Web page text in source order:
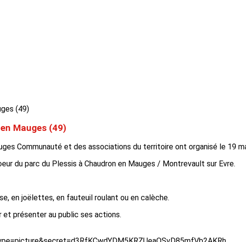
Mauges (49)
Communauté et des associations du territoire ont organisé le 19
du parc du Plessis à Chaudron en Mauges / Montrevault sur Evre.
en joëlettes, en fauteuil roulant ou en calèche.
et présenter au public ses actions.